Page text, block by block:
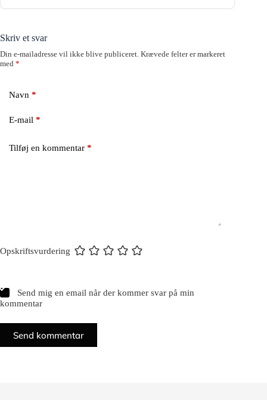
Skriv et svar
Din e-mailadresse vil ikke blive publiceret. Krævede felter er markeret
med *
Navn *
E-mail *
Tilføj en kommentar *
Opskriftsvurdering
Send mig en email når der kommer svar på min
kommentar
Send kommentar